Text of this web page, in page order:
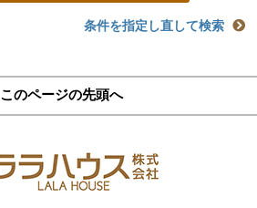
条件を指定し直して検索
このページの先頭へ